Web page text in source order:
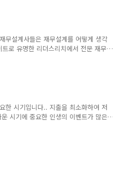
무설계사들은 재무설계를 어떻게 생각
로 유명한 리더스리치에서 전문 재무
계에서 가장 중요한 것은 무었인
따로 소개해 봅니다.. 전문가들이 보
한 시기입니다.. 지출을 최소화하여 저
시기에 중요한 인생의 이벤트가 많은
은 필요한 시기에 마련하지 못하거
률보다는 안전성 중심으로 운용할 필